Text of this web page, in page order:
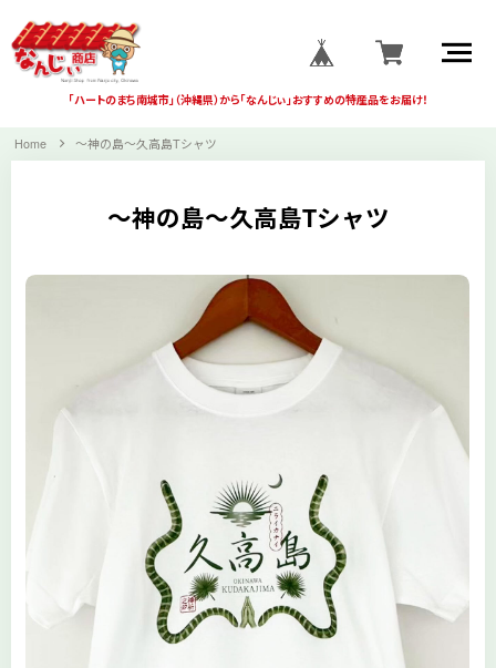
「ハートのまち南城市」（沖縄県）から「なんじぃ」おすすめの特産品をお届け！
Home ～神の島～久高島Tシャツ
～神の島～久高島Tシャツ